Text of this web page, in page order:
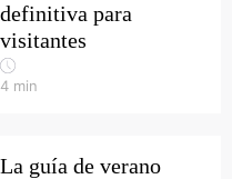
definitiva para
visitantes
4 min
La guía de verano